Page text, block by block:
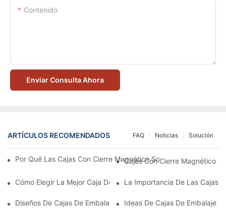
Contenido
Enviar Consulta Ahora
ARTÍCULOS RECOMENDADOS Solución
Noticias
FAQ
Por Qué Las Cajas Con Cierre Magnético Son La Mejor Opción
Cajas Con Cierre Magnético
Cómo Elegir La Mejor Caja De Embalaje Para Productos De
La Importancia De Las Cajas
Diseños De Cajas De Embalaje Para Productos De Cuidado
Ideas De Cajas De Embalaje